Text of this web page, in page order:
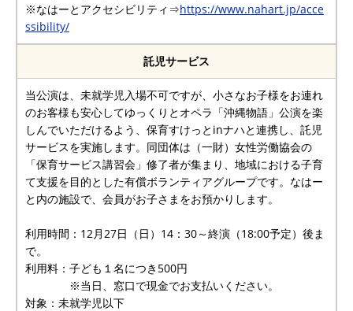
※なはーとアクセシビリティ⇒https://www.nahart.jp/acce
ssibility/
託児サービス
当公演は、未就学児入場不可ですが、小さなお子様をお連れ
のお客様も安心してゆっくりとオペラ「沖縄物語」公演を楽
しんでいただけるよう、保育すけっとinナハと連携し、託児
サービスを実施します。同団体は（一財）女性労働協会の
「保育サービス講習会」修了者が集まり、地域における子育
て支援を目的とした有償ボランティアグループです。なはー
と内の施設で、会員がお子さまをお預かりします。
利用時間：12月27日（日）14：30～終演（18:00予定）後ま
で。
利用料：子ども１名につき500円
※当日、窓口で現金でお支払いください。
対象：未就学児以下